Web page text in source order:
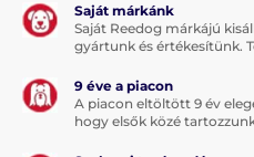
Saját márkánk
Saját Reedog márkájú
gyártunk és értékesítünk.
9 éve a piacon
A piacon eltöltött 9 év
hogy elsők közé